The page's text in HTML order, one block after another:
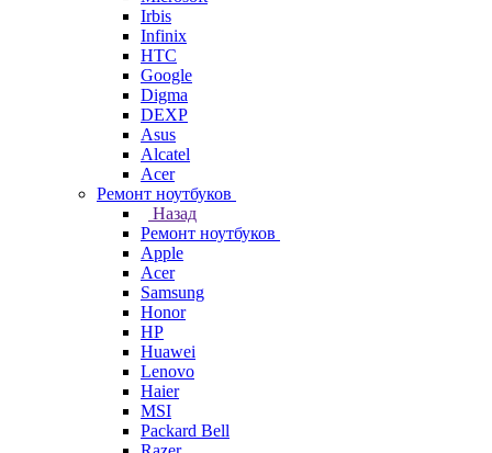
Irbis
Infinix
HTC
Google
Digma
DEXP
Asus
Alcatel
Acer
Ремонт ноутбуков
Назад
Ремонт ноутбуков
Apple
Acer
Samsung
Honor
HP
Huawei
Lenovo
Haier
MSI
Packard Bell